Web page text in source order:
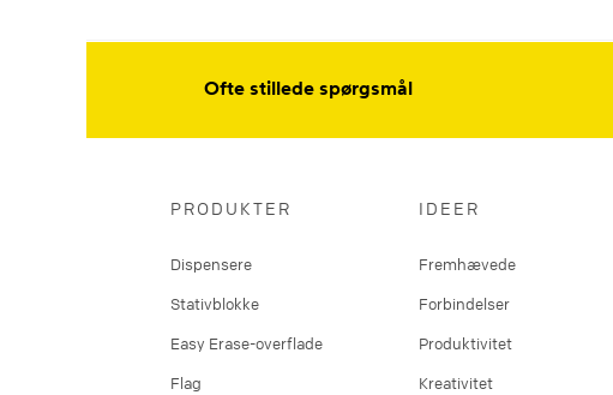
Ofte stillede spørgsmål
PRODUKTER
Dispensere
Stativblokke
Easy Erase-overflade
Flag
IDEER
Fremhævede
Forbindelser
Produktivitet
Kreativitet